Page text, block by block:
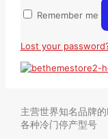
Remember me
Lost your
主营世界知名品牌
各种冷门停产型号